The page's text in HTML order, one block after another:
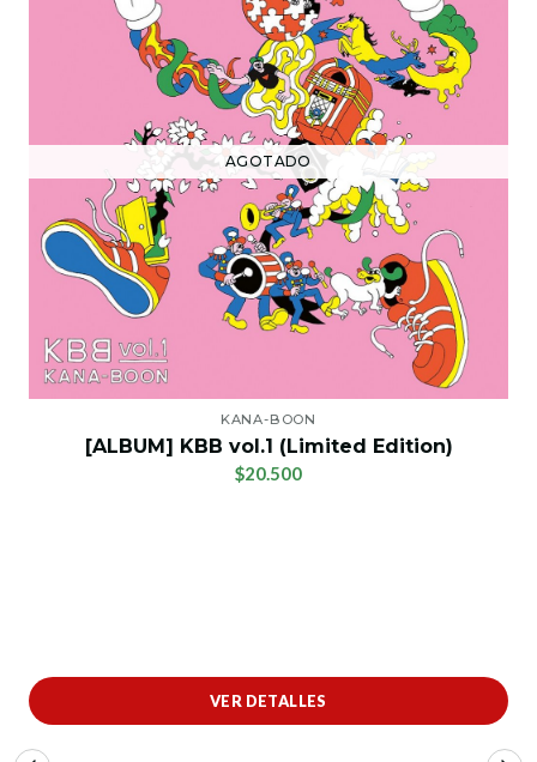
AGOTADO
KANA-BOON
[ALBUM] KBB vol.1 (Limited Edition)
$20.500
VER DETALLES